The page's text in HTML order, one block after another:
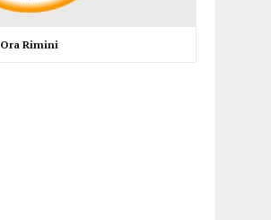
Ora Rimini